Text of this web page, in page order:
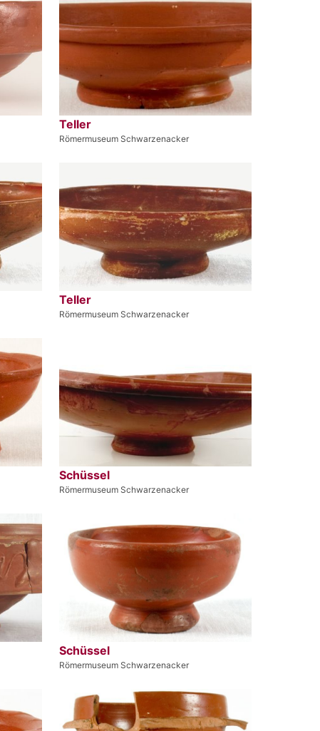
Teller
Römermuseum Schwarzenacker
Teller
Römermuseum Schwarzenacker
Schüssel
Römermuseum Schwarzenacker
Schüssel
Römermuseum Schwarzenacker